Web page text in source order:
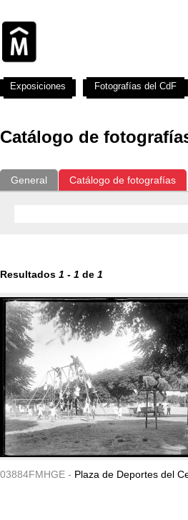
Catálogo de
General Catálogo de fotografías
Resultados 1 - 1 de 1
03884FMHGE - Plaza de Deportes del
Exposiciones Fotografías del CdF